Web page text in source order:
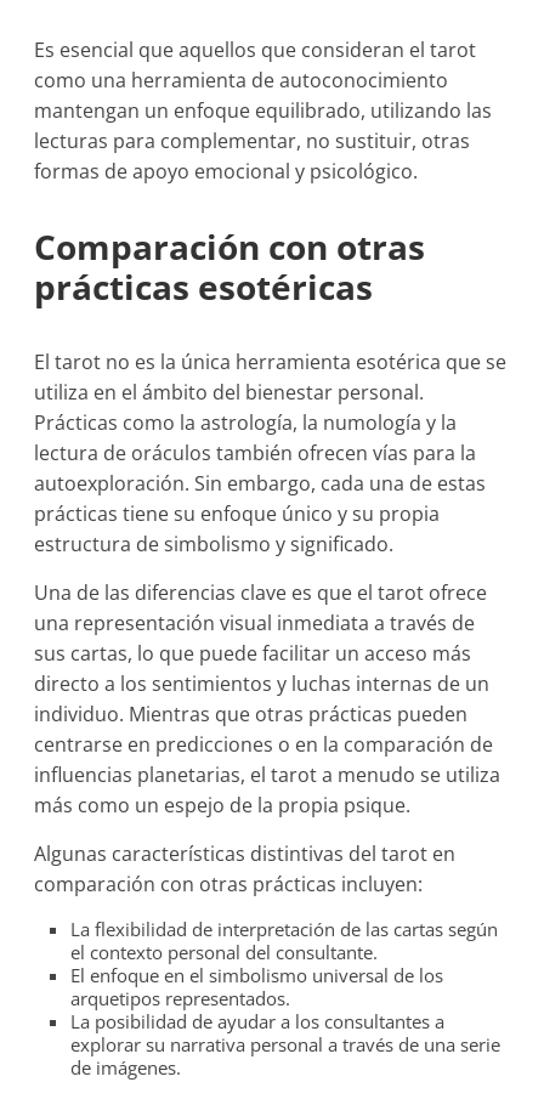
Es esencial que aquellos que consideran el tarot
como una herramienta de autoconocimiento
mantengan un enfoque equilibrado, utilizando las
lecturas para complementar, no sustituir, otras
formas de apoyo emocional y psicológico.
Comparación con otras
prácticas esotéricas
El tarot no es la única herramienta esotérica que se
utiliza en el ámbito del bienestar personal.
Prácticas como la astrología, la numología y la
lectura de oráculos también ofrecen vías para la
autoexploración. Sin embargo, cada una de estas
prácticas tiene su enfoque único y su propia
estructura de simbolismo y significado.
Una de las diferencias clave es que el tarot ofrece
una representación visual inmediata a través de
sus cartas, lo que puede facilitar un acceso más
directo a los sentimientos y luchas internas de un
individuo. Mientras que otras prácticas pueden
centrarse en predicciones o en la comparación de
influencias planetarias, el tarot a menudo se utiliza
más como un espejo de la propia psique.
Algunas características distintivas del tarot en
comparación con otras prácticas incluyen:
La flexibilidad de interpretación de las cartas según
el contexto personal del consultante.
El enfoque en el simbolismo universal de los
arquetipos representados.
La posibilidad de ayudar a los consultantes a
explorar su narrativa personal a través de una serie
de imágenes.